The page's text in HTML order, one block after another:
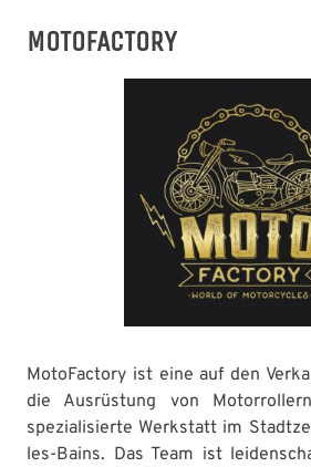
MOTOFACTORY
MotoFactory ist eine auf den
die Ausrüstung von
spezialisierte Werkstatt im
les-Bains. Das Team ist